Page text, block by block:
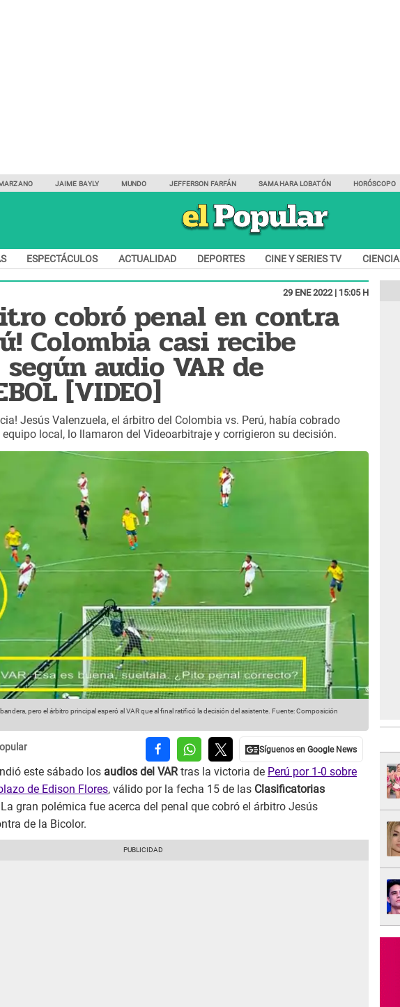
JAIME BAYLY MUNDO JEFFERSON FARFÁN SAMAHARA LOBATÓN HORÓSCOPO
ESPECTÁCULOS ACTUALIDAD DEPORTES CINE Y SERIES TV CIENCIA
29 ENE 2022 | 15:05 H
cobró penal en contra
Colombia casi recibe
audio VAR de
[VIDEO]
Jesús Valenzuela, el árbitro del Colombia vs. Perú, había cobrado
local, lo llamaron del Videoarbitraje y corrigieron su decisión.
pero el árbitro principal esperó al VAR que al final ratificó la decisión del asistente. Fuente: Composición
este sábado los audios del VARtras la victoria de Perú por 1-0 sobre
de Edison Flores, válido por la fecha 15 de las Clasificatorias
gran polémica fue acerca del penal que cobró el árbitro Jesús
de la Bicolor.